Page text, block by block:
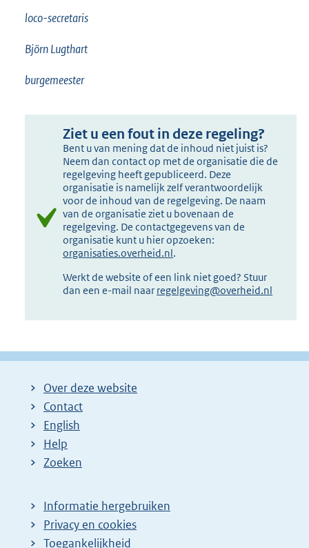
loco-secretaris
Björn Lugthart
burgemeester
Ziet u een fout in deze regeling?
Bent u van mening dat de inhoud niet juist is?
Neem dan contact op met de organisatie die de
regelgeving heeft gepubliceerd. Deze
organisatie is namelijk zelf verantwoordelijk
voor de inhoud van de regelgeving. De naam
van de organisatie ziet u bovenaan de
regelgeving. De contactgegevens van de
organisatie kunt u hier opzoeken:
organisaties.overheid.nl.
Werkt de website of een link niet goed? Stuur
dan een e-mail naar regelgeving@overheid.nl
Over deze website
Contact
English
Help
Zoeken
Informatie hergebruiken
Privacy en cookies
Toegankelijkheid